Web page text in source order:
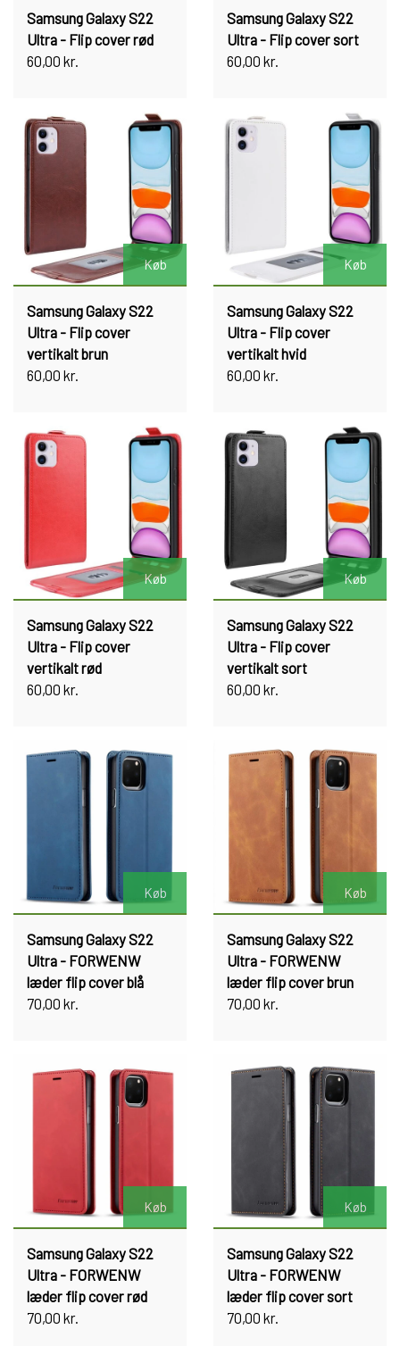
Samsung Galaxy S22
Ultra - Flip cover rød
60,00 kr.
Samsung Galaxy S22
Ultra - Flip cover sort
60,00 kr.
Køb
Samsung Galaxy S22
Ultra - Flip cover
vertikalt brun
60,00 kr.
Køb
Samsung Galaxy S22
Ultra - Flip cover
vertikalt hvid
60,00 kr.
Køb
Samsung Galaxy S22
Ultra - Flip cover
vertikalt rød
60,00 kr.
Køb
Samsung Galaxy S22
Ultra - Flip cover
vertikalt sort
60,00 kr.
Køb
Samsung Galaxy S22
Ultra - FORWENW
læder flip cover blå
70,00 kr.
Køb
Samsung Galaxy S22
Ultra - FORWENW
læder flip cover brun
70,00 kr.
Køb
Samsung Galaxy S22
Ultra - FORWENW
læder flip cover rød
70,00 kr.
Køb
Samsung Galaxy S22
Ultra - FORWENW
læder flip cover sort
70,00 kr.